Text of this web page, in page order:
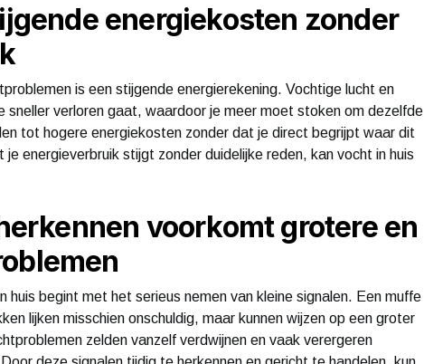
energiekosten zonder
is een stijgende energierekening. Vochtige lucht en
sneller verloren gaat, waardoor je meer moet stoken om dezelfde
tot hogere energiekosten zonder dat je direct begrijpt waar dit
energieverbruik stijgt zonder duidelijke reden, kan vocht in huis
voorkomt grotere en
huis begint met het serieus nemen van kleine signalen. Een muffe
lijken misschien onschuldig, maar kunnen wijzen op een groter
zelden vanzelf verdwijnen en vaak verergeren